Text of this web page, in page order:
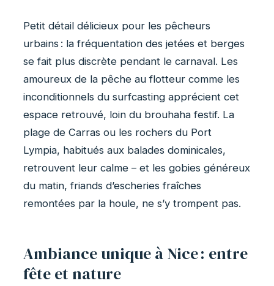
Petit détail délicieux pour les pêcheurs
urbains : la fréquentation des jetées et berges
se fait plus discrète pendant le carnaval. Les
amoureux de la pêche au flotteur comme les
inconditionnels du surfcasting apprécient cet
espace retrouvé, loin du brouhaha festif. La
plage de Carras ou les rochers du Port
Lympia, habitués aux balades dominicales,
retrouvent leur calme – et les gobies généreux
du matin, friands d’escheries fraîches
remontées par la houle, ne s’y trompent pas.
Ambiance unique à Nice : entre
fête et nature